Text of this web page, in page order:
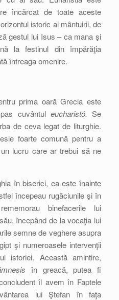
încărcat de toate aceste
istoric al mântuirii, de
gestul lui Isus – ca mana şi
la festinul din împărăţia
întreaga omenire.
prima oară Grecia este
cuvântul eucharistó. Se
de ceva legat de liturghie.
foarte comună pentru a
lucru care ar trebui să ne
în biserici, ea este înainte
începeau rugăciunile şi în
binefacerile lui
începând de la vocaţia lui
semne de veghere asupra
şi numeroasele intervenţii
istoriei. Această amintire,
în greacă, putea fi
îl avem în Faptele
lui Ştefan în faţa